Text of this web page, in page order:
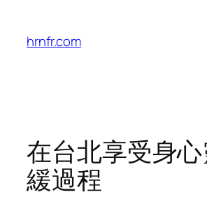
content
hrnfr.com
在台北享受身
緩過程